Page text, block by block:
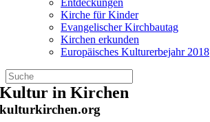
Entdeckungen
Kirche für Kinder
Evangelischer Kirchbautag
Kirchen erkunden
Europäisches Kulturerbejahr 2018
Zum
Inhalt
springen
Kultur in Kirchen
kulturkirchen.org